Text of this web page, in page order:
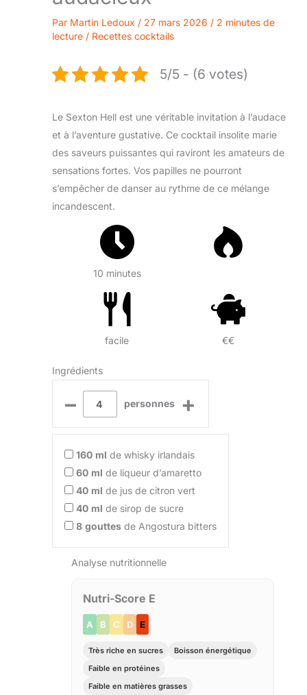
Par Martin Ledoux / 27 mars 2026 / 2 minutes de
lecture / Recettes cocktails
5/5 - (6 votes)
Le Sexton Hell est une véritable invitation à l’audace
et à l’aventure gustative. Ce cocktail insolite marie
des saveurs puissantes qui raviront les amateurs de
sensations fortes. Vos papilles ne pourront
s’empêcher de danser au rythme de ce mélange
incandescent.
10 minutes
facile €€
Ingrédients
– personnes +
160 ml de whisky irlandais
60 ml de liqueur d’amaretto
40 ml de jus de citron vert
40 ml de sirop de sucre
8 gouttes de Angostura bitters
Analyse nutritionnelle
Nutri-Score E
A B C D E
Très riche en sucres
Boisson énergétique
Faible en protéines
Faible en matières grasses